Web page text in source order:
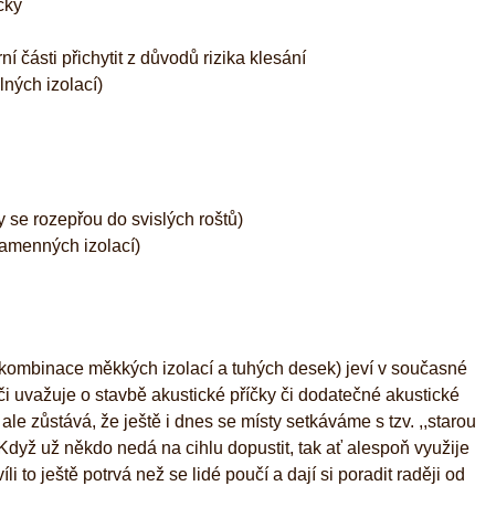
části přichytit z důvodů rizika klesání
izolací)
se rozepřou do svislých roštů)
izolací)
měkkých izolací a tuhých desek) jeví v současné
uvažuje o stavbě akustické příčky či dodatečné akustické
zůstává, že ještě i dnes se místy setkáváme s tzv. ,,starou
už někdo nedá na cihlu dopustit, tak ať alespoň využije
to ještě potrvá než se lidé poučí a dají si poradit raději od